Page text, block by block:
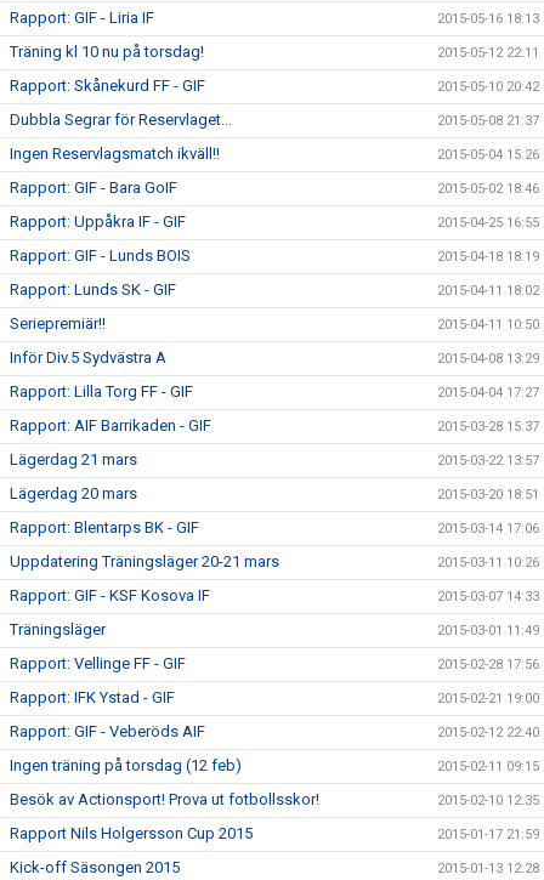
Rapport: GIF - Liria IF 2015-05-16 18:13
Träning kl 10 nu på torsdag! 2015-05-12 22:11
Rapport: Skånekurd FF - GIF 2015-05-10 20:42
Dubbla Segrar för Reservlaget... 2015-05-08 21:37
Ingen Reservlagsmatch ikväll!! 2015-05-04 15:26
Rapport: GIF - Bara GoIF 2015-05-02 18:46
Rapport: Uppåkra IF - GIF 2015-04-25 16:55
Rapport: GIF - Lunds BOIS 2015-04-18 18:19
Rapport: Lunds SK - GIF 2015-04-11 18:02
Seriepremiär!! 2015-04-11 10:50
Inför Div.5 Sydvästra A 2015-04-08 13:29
Rapport: Lilla Torg FF - GIF 2015-04-04 17:27
Rapport: AIF Barrikaden - GIF 2015-03-28 15:37
Lägerdag 21 mars 2015-03-22 13:57
Lägerdag 20 mars 2015-03-20 18:51
Rapport: Blentarps BK - GIF 2015-03-14 17:06
Uppdatering Träningsläger 20-21 mars 2015-03-11 10:26
Rapport: GIF - KSF Kosova IF 2015-03-07 14:33
Träningsläger 2015-03-01 11:49
Rapport: Vellinge FF - GIF 2015-02-28 17:56
Rapport: IFK Ystad - GIF 2015-02-21 19:00
Rapport: GIF - Veberöds AIF 2015-02-12 22:40
Ingen träning på torsdag (12 feb) 2015-02-11 09:15
Besök av Actionsport! Prova ut fotbollsskor! 2015-02-10 12:35
Rapport Nils Holgersson Cup 2015 2015-01-17 21:59
Kick-off Säsongen 2015 2015-01-13 12:28